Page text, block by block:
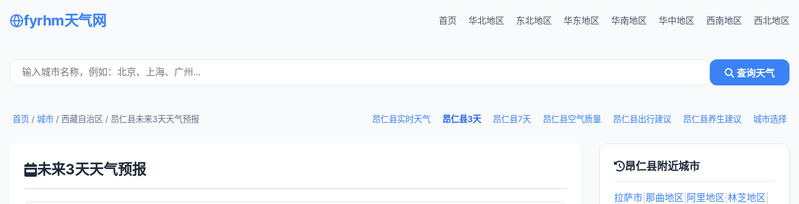
fyrhm天气网 首页 华北地区 东北地区 华东地区 华南地区 华中地区 西南地区 西北地区
查询天气
昂仁县实时天气 昂仁县3天 昂仁县7天 昂仁县空气质量 昂仁县出行建议 昂仁县养生建议 城市选择
首页 / 城市 / 西藏自治区 / 昂仁县未来3天天气预报
未来3天天气预报 昂仁县附近城市
拉萨市 那曲地区 阿里地区 林芝地区